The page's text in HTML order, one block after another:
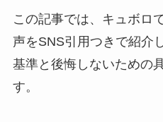
この記事では、キュボロ
声をSNS引用つきで紹介
基準と後悔しないための
す。